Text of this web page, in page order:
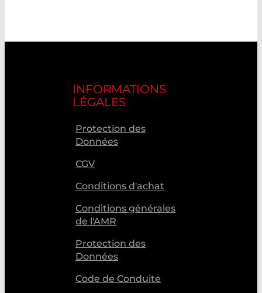
INFORMATIONS
LÉGALES
Protection des
Données
CGV
Conditions d'achat
Conditions générales
de l'AMR
Protection des
Données
Code de Conduite